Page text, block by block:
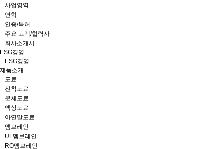
사업영역
연혁
인증/특허
주요 고객/협력사
회사소개서
ESG경영
ESG경영
제품소개
도료
전착도료
분체도료
액상도료
아연말도료
멤브레인
UF멤브레인
RO멤브레인